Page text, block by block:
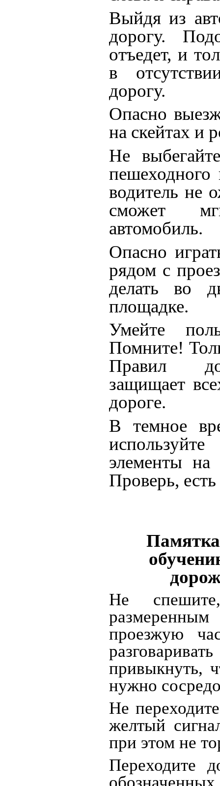
Выйдя из
дорогу.
отъедет, и
в
дорогу.
Опасно
на скейтах и
Не
пешеходного
водитель не
сможет
автомобиль.
Опасно
рядом с
делать во
площадке.
Умейте
Помните!
Правил
защищает
дороге.
В темное
элементы на
Проверь,
Не
проезжую
привыкнуть,
нужно
Не
желтый
при этом не
Переходите